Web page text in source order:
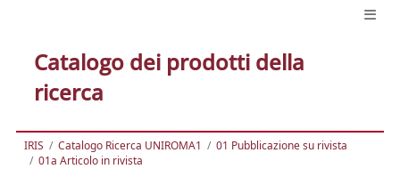
Catalogo dei prodotti della
ricerca
IRIS Catalogo Ricerca UNIROMA1
01 Pubblicazione su rivista
01a Articolo in rivista